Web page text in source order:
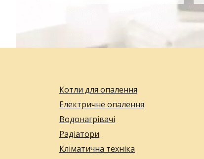
Котли для опалення
Електричне опалення
Водонагрівачі
Радіатори
Кліматична техніка